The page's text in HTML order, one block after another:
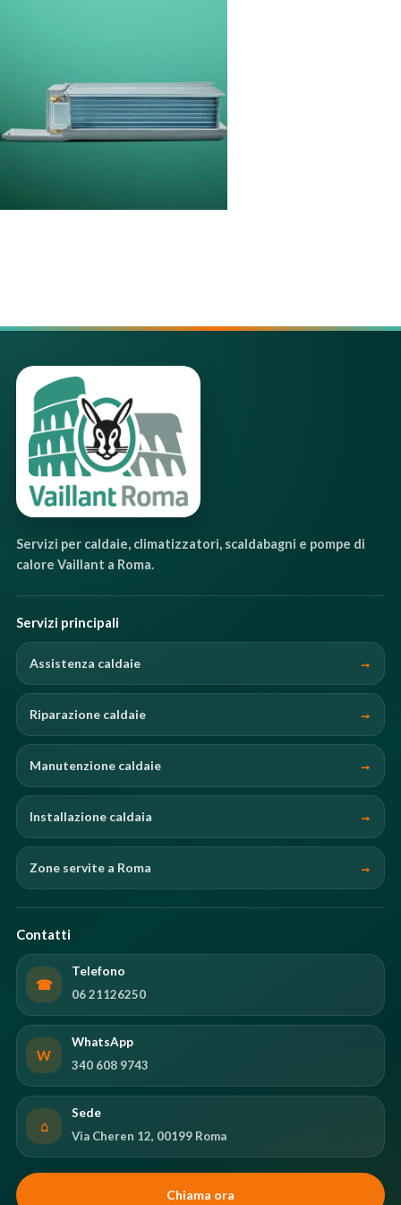
Servizi per caldaie, climatizzatori, scaldabagni e pompe di
calore Vaillant a Roma.
Servizi principali
Assistenza caldaie
Riparazione caldaie
Manutenzione caldaie
Installazione caldaia
Zone servite a Roma
Contatti
☎
Telefono
06 21126250
W
WhatsApp
340 608 9743
⌂
Sede
Via Cheren 12, 00199 Roma
Chiama ora